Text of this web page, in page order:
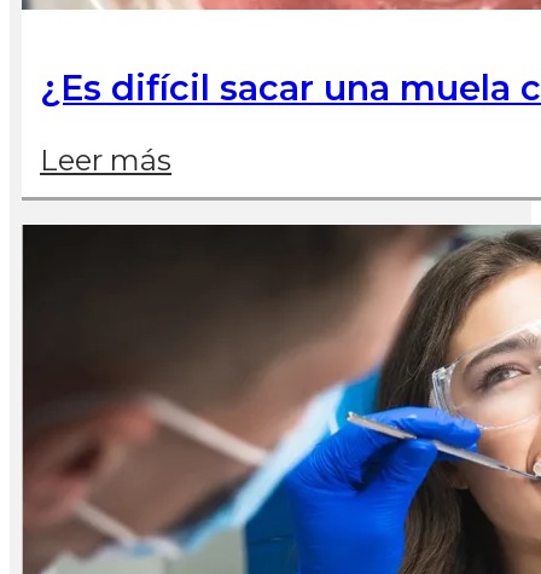
¿Es difícil sacar una muela
Leer más